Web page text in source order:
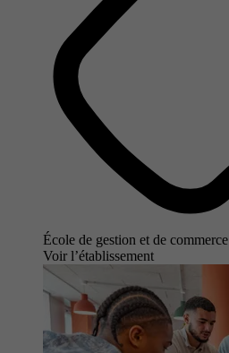
École de gestion et de commerce
Voir l’établissement